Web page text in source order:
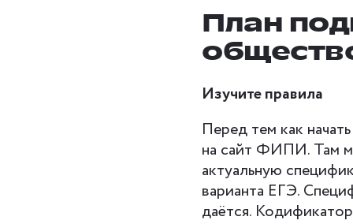
План
Изучите правила
Перед тем как
на сайт ФИПИ. Там
актуальную
варианта ЕГЭ.
даётся.